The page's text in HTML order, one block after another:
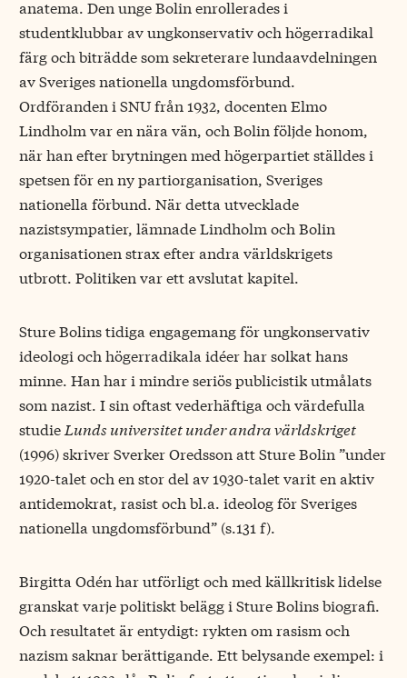
anatema. Den unge Bolin enrollerades i
studentklubbar av ungkonservativ och högerradikal
färg och biträdde som sekreterare lundaavdelningen
av Sveriges nationella ungdomsförbund.
Ordföranden i SNU från 1932, docenten Elmo
Lindholm var en nära vän, och Bolin följde honom,
när han efter brytningen med högerpartiet ställdes i
spetsen för en ny partiorganisation, Sveriges
nationella förbund. När detta utvecklade
nazistsympatier, lämnade Lindholm och Bolin
organisationen strax efter andra världskrigets
utbrott. Politiken var ett avslutat kapitel.
Sture Bolins tidiga engagemang för ungkonservativ
ideologi och högerradikala idéer har solkat hans
minne. Han har i mindre seriös publicistik utmålats
som nazist. I sin oftast vederhäftiga och värdefulla
studie Lunds universitet under andra världskriget
(1996) skriver Sverker Oredsson att Sture Bolin ”under
1920-talet och en stor del av 1930-talet varit en aktiv
antidemokrat, rasist och bl.a. ideolog för Sveriges
nationella ungdomsförbund” (s.131 f).
Birgitta Odén har utförligt och med källkritisk lidelse
granskat varje politiskt belägg i Sture Bolins biografi.
Och resultatet är entydigt: rykten om rasism och
nazism saknar berättigande. Ett belysande exempel: i